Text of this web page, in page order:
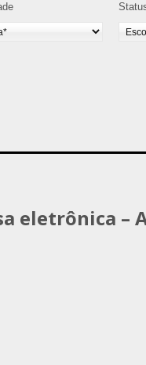
eletrônica –